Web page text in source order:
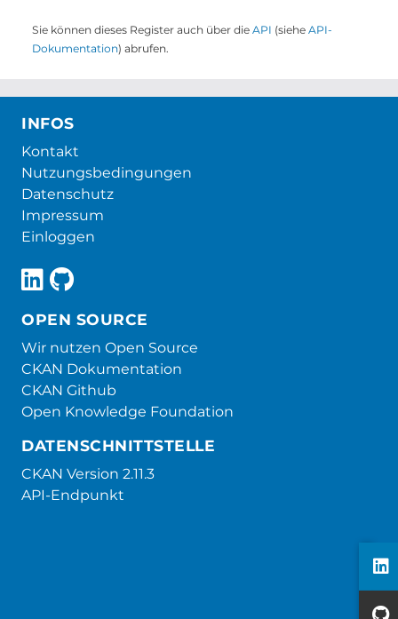
Sie können dieses Register auch über die API (siehe API-
Dokumentation) abrufen.
INFOS
Kontakt
Nutzungsbedingungen
Datenschutz
Impressum
Einloggen
OPEN SOURCE
Wir nutzen Open Source
CKAN Dokumentation
CKAN Github
Open Knowledge Foundation
DATENSCHNITTSTELLE
CKAN Version 2.11.3
API-Endpunkt